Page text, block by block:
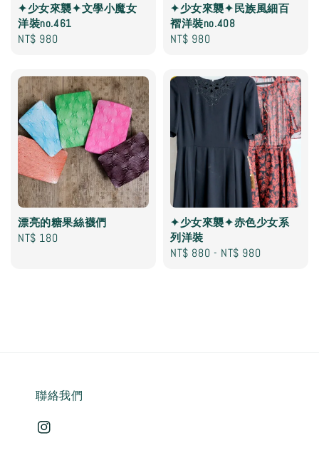
✦少女來襲✦文學小魔女
洋裝no.461
Regular
NT$ 980
✦少女來襲✦民族風細百
褶洋裝no.408
Regular
NT$ 980
漂亮的糖果絲襪們
Regular
NT$ 180
✦少女來襲✦赤色少女系
列洋裝
Regular
NT$ 880 - NT$ 980
聯絡我們